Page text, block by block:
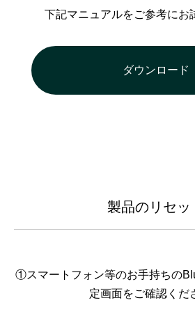
下記マニュアルをご参考にお
ダウンロード
製品のリセッ
①スマートフォン等のお手持ちの
定画面をご確認くだ